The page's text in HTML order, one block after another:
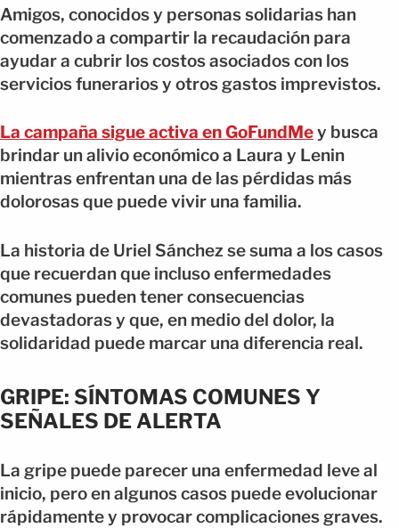
Amigos, conocidos y personas solidarias han
comenzado a compartir la recaudación para
ayudar a cubrir los costos asociados con los
servicios funerarios y otros gastos imprevistos.
La campaña sigue activa en GoFundMey busca
brindar un alivio económico a Laura y Lenin
mientras enfrentan una de las pérdidas más
dolorosas que puede vivir una familia.
La historia de Uriel Sánchez se suma a los casos
que recuerdan que incluso enfermedades
comunes pueden tener consecuencias
devastadoras y que, en medio del dolor, la
solidaridad puede marcar una diferencia real.
GRIPE: SÍNTOMAS COMUNES Y
SEÑALES DE ALERTA
La gripe puede parecer una enfermedad leve al
inicio, pero en algunos casos puede evolucionar
rápidamente y provocar complicaciones graves.